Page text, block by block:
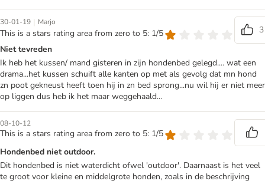
30-01-19 | Marjo
This is a stars rating area from zero to 5: 1/5
3
Niet tevreden
Ik heb het kussen/ mand gisteren in zijn hondenbed gelegd.... wat een
drama...het kussen schuift alle kanten op met als gevolg dat mn hond
zn poot gekneust heeft toen hij in zn bed sprong...nu wil hij er niet meer
op liggen dus heb ik het maar weggehaald...
08-10-12
This is a stars rating area from zero to 5: 1/5
Hondenbed niet outdoor.
Dit hondenbed is niet waterdicht ofwel 'outdoor'. Daarnaast is het veel
te groot voor kleine en middelgrote honden, zoals in de beschrijving